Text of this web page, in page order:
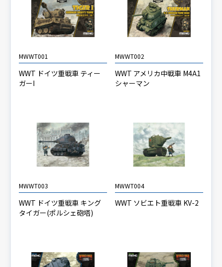
MWWT001
WWT ドイツ重戦車 ティー
ガーI
MWWT002
WWT アメリカ中戦車 M4A1
シャーマン
MWWT003
WWT ドイツ重戦車 キング
タイガー(ポルシェ砲塔)
MWWT004
WWT ソビエト重戦車 KV-2